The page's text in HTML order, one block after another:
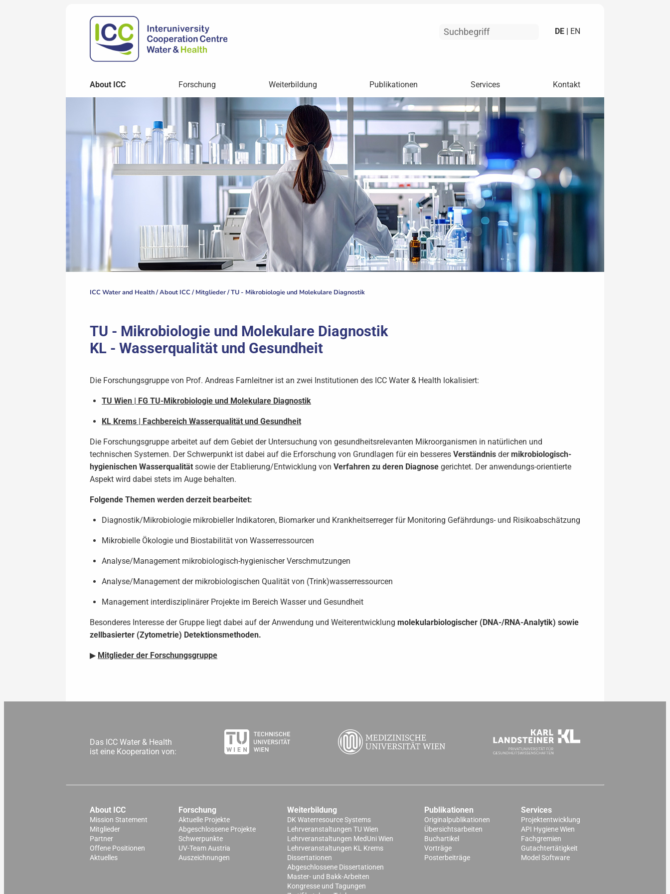
DE | EN
About ICC Forschung Weiterbildung Publikationen Services Kontakt
ICC Water and Health /About ICC / Mitglieder/TU - Mikrobiologie und Molekulare Diagnostik
TU - Mikrobiologie und Molekulare Diagnostik
KL - Wasserqualität und Gesundheit
Die Forschungsgruppe von Prof. Andreas Farnleitner ist an zwei Institutionen des ICC Water & Health lokalisiert:
TU Wien | FG TU-Mikrobiologie und Molekulare Diagnostik
KL Krems | Fachbereich Wasserqualität und Gesundheit
Die Forschungsgruppe arbeitet auf dem Gebiet der Untersuchung von gesundheitsrelevanten Mikroorganismen in natürlichen und
technischen Systemen. Der Schwerpunkt ist dabei auf die Erforschung von Grundlagen für ein besseres Verständnis dermikrobiologisch-
hygienischen Wasserqualität sowie der Etablierung/Entwicklung von Verfahren zu deren Diagnose gerichtet. Der anwendungs-orientierte
Aspekt wird dabei stets im Auge behalten.
Folgende Themen werden derzeit bearbeitet:
Diagnostik/Mikrobiologie mikrobieller Indikatoren, Biomarker und Krankheitserreger für Monitoring Gefährdungs- und Risikoabschätzung
Mikrobielle Ökologie und Biostabilität von Wasserressourcen
Analyse/Management mikrobiologisch-hygienischer Verschmutzungen
Analyse/Management der mikrobiologischen Qualität von (Trink)wasserressourcen
Management interdisziplinärer Projekte im Bereich Wasser und Gesundheit
Besonderes Interesse der Gruppe liegt dabei auf der Anwendung und Weiterentwicklung molekularbiologischer (DNA-/RNA-Analytik) sowie
zellbasierter (Zytometrie) Detektionsmethoden.
▶ Mitglieder der Forschungsgruppe
Das ICC Water & Health
ist eine Kooperation von:
About ICC
Mission Statement
Mitglieder
Partner
Offene Positionen
Aktuelles
Forschung
Aktuelle Projekte
Abgeschlossene Projekte
Schwerpunkte
UV-Team Austria
Auszeichnungen
Weiterbildung
DK Waterresource Systems
Lehrveranstaltungen TU Wien
Lehrveranstaltungen MedUni Wien
Lehrveranstaltungen KL Krems
Dissertationen
Abgeschlossene Dissertationen
Master- und Bakk-Arbeiten
Kongresse und Tagungen
Publikationen
Originalpublikationen
Übersichtsarbeiten
Buchartikel
Vorträge
Posterbeiträge
Services
Projektentwicklung
API Hygiene Wien
Fachgremien
Gutachtertätigkeit
Model Software